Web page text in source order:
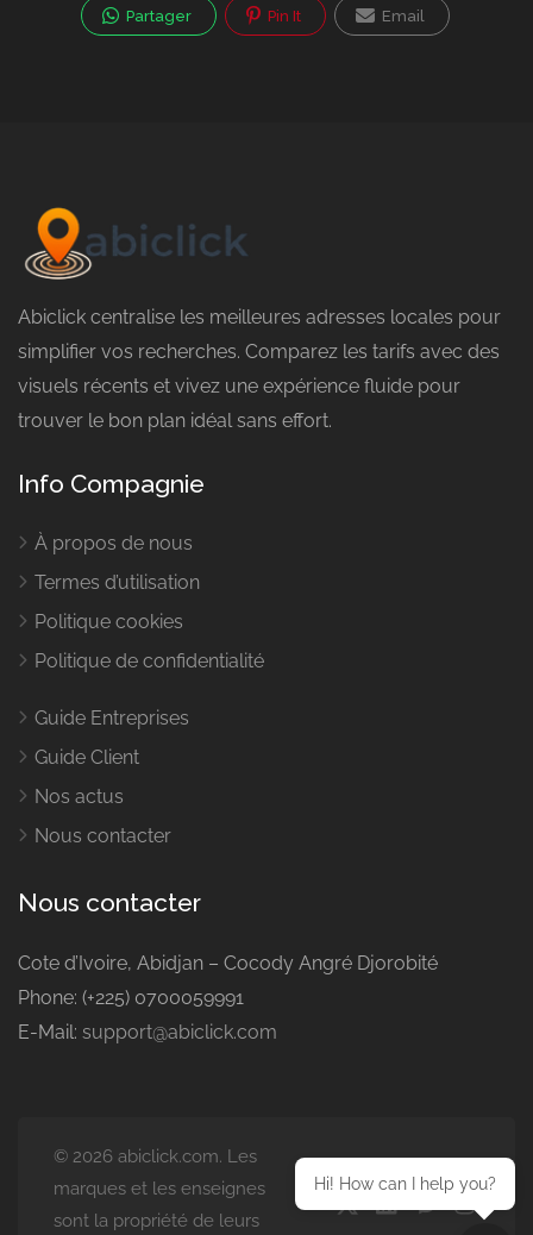
Partager Pin It Email
Abiclick centralise les meilleures adresses locales pour
simplifier vos recherches. Comparez les tarifs avec des
visuels récents et vivez une expérience fluide pour
trouver le bon plan idéal sans effort.
Info Compagnie
À propos de nous
Termes d’utilisation
Politique cookies
Politique de confidentialité
Guide Entreprises
Guide Client
Nos actus
Nous contacter
Nous contacter
Cote d’Ivoire, Abidjan – Cocody Angré Djorobité
Phone: (+225) 0700059991
E-Mail: support@abiclick.com
© 2026 abiclick.com. Les
marques et les enseignes
sont la propriété de leurs
Hi! How can I help you?